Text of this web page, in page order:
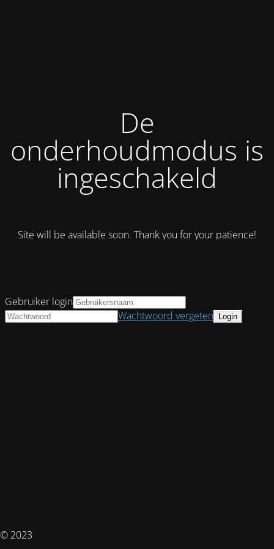
De
onderhoudmodus is
ingeschakeld
Site will be available soon. Thank you for your patience!
© 2023
Gebruiker login
Wachtwoord vergeten